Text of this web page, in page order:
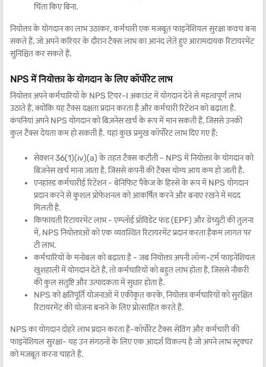
चिंता किए बिना.
नियोक्ता के योगदान का लाभ उठाकर, कर्मचारी एक मजबूत फाइनेंशियल सुरक्षा कवच बना
सकते हैं, जो अपने करियर के दौरान टैक्स लाभ का आनंद लेते हुए आरामदायक रिटायरमेंट
सुनिश्चित कर सकते हैं.
NPS में नियोक्ता के योगदान के लिए कॉर्पोरेट लाभ
नियोक्ता अपने कर्मचारियों के NPS टियर-I अकाउंट में योगदान देने से महत्वपूर्ण लाभ
उठाते हैं, क्योंकि यह टैक्स दक्षता प्रदान करता है और कर्मचारी रिटेंशन को बढ़ाता है.
कंपनियां अपने NPS योगदान को बिज़नेस खर्च के रूप में मान सकती हैं, जिससे उनकी
कुल टैक्स देयता कम हो सकती है. यहां कुछ प्रमुख कॉर्पोरेट लाभ दिए गए हैं:
सेक्शन 36(1)(iv)(a) के तहत टैक्स कटौती - NPS में नियोक्ता के योगदान को
बिज़नेस खर्च माना जाता है, जिससे कंपनी की टैक्स योग्य आय कम हो जाती है.
एनहांस्ड कर्मचारीई रिटेंशन - बेनिफिट पैकेज के हिस्से के रूप में NPS योगदान
प्रदान करने से कुशल प्रोफेशनल को आकर्षित करने और बनाए रखने में मदद
मिलती है.
किफायती रिटायरमेंट लाभ - एम्प्लॉई प्रॉविडेंट फंड (EPF) और ग्रेच्युटी की तुलना
में, NPS नियोक्ताओं को एक व्यवस्थित रिटायरमेंट प्रदान करता हैकम लागत पर
टी लाभ.
कर्मचारियों के मनोबल को बढ़ाता है - जब नियोक्ता अपनी लॉन्ग-टर्म फाइनेंशियल
खुशहाली में योगदान देते हैं, तो कर्मचारियों को बहुत लाभ होता है, जिससे नौकरी
की कुल संतुष्टि और उत्पादकता में सुधार होता है.
NPS को क्षतिपूर्ति योजनाओं में एकीकृत करके, नियोक्ता कर्मचारियों को सुरक्षित
रिटायरमेंट की योजना बनाने के लिए प्रोत्साहित करते हैं.
NPS का योगदान दोहरे लाभ प्रदान करता है-कॉर्पोरेट टैक्स सेविंग और कर्मचारी की
फाइनेंशियल सुरक्षा- यह उन संगठनों के लिए एक आदर्श विकल्प है जो अपने लाभ स्ट्रक्चर
को मजबूत करना चाहते हैं.